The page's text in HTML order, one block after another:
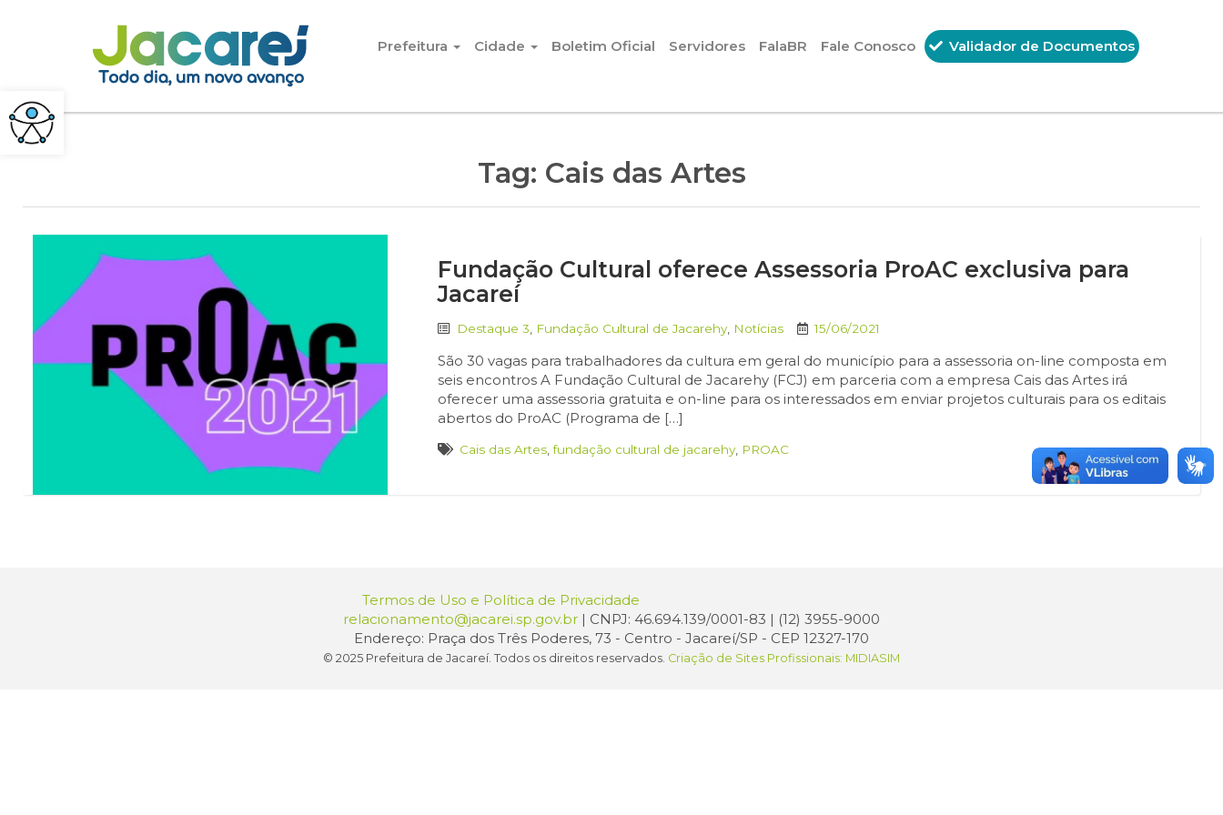
Pular para o conteúdo
Prefeitura
Cidade Boletim Oficial Servidores FalaBR Fale Conosco Validador de Documentos
Tag: Cais das Artes
Fundação Cultural oferece Assessoria ProAC exclusiva para
Jacareí
Destaque 3 Fundação Cultural de Jacarehy Notícias 15/06/2021
São 30 vagas para trabalhadores da cultura em geral do município para a assessoria on-line composta em
seis encontros A Fundação Cultural de Jacarehy (FCJ) em parceria com a empresa Cais das Artes irá
oferecer uma assessoria gratuita e on-line para os interessados em enviar projetos culturais para os editais
abertos do ProAC (Programa de […]
Cais das Artes ,fundação cultural de jacarehy PROAC
Termos de Uso e Política de Privacidade
relacionamento@jacarei.sp.gov.br | CNPJ: 46.694.139/0001-83 | (12) 3955-9000
Endereço: Praça dos Três Poderes, 73 - Centro - Jacareí/SP - CEP 12327-170
© 2025 Prefeitura de Jacareí. Todos os direitos reservados. Criação de Sites Profissionais: MIDIASIM